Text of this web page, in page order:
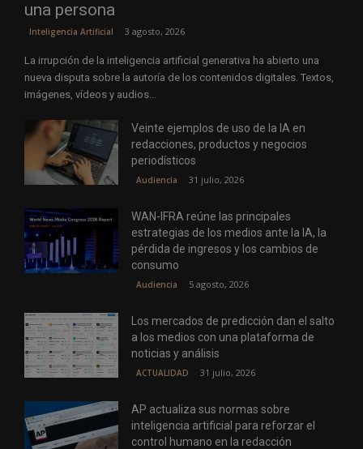
una persona
Inteligencia Artificial 3 agosto, 2026
La irrupción de la inteligencia artificial generativa ha abierto una
nueva disputa sobre la autoría de los contenidos digitales. Textos,
imágenes, vídeos y audios...
Veinte ejemplos de uso de la IA en
redacciones, productos y negocios
periodísticos
Audiencia 31 julio, 2026
WAN-IFRA reúne las principales
estrategias de los medios ante la IA, la
pérdida de ingresos y los cambios de
consumo
Audiencia 5 agosto, 2026
Los mercados de predicción dan el salto
a los medios con una plataforma de
noticias y análisis
ACTUALIDAD 31 julio, 2026
AP actualiza sus normas sobre
inteligencia artificial para reforzar el
control humano en la redacción